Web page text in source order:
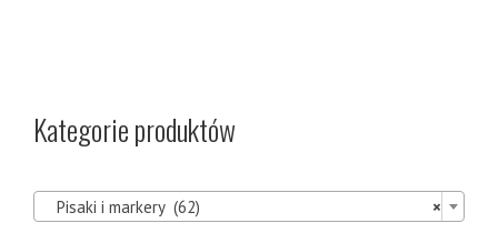
Kategorie produktów
×
Pisaki i markery (62)